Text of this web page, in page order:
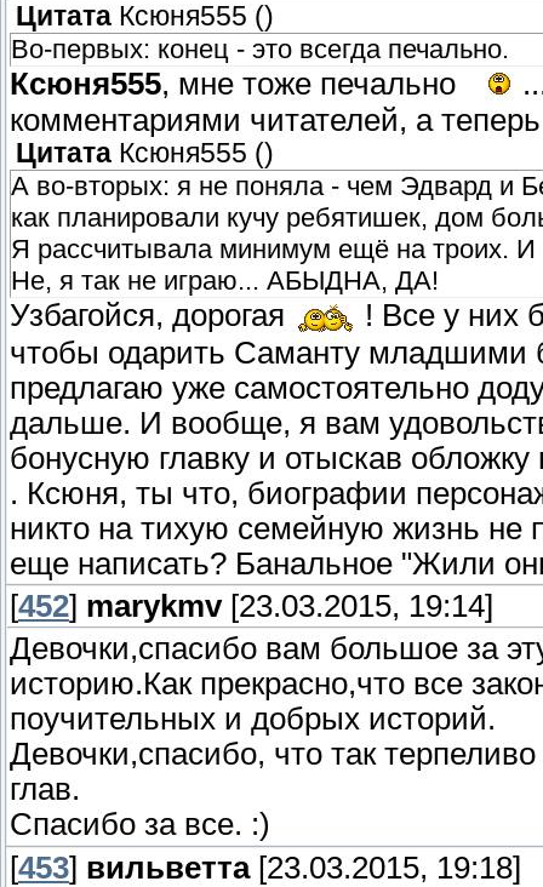
Цитата Ксюня555 ()
Во-первых: конец - это всегда печально.
Ксюня555, мне тоже печально
комментариями читателей, а
Цитата Ксюня555 ()
А во-вторых: я не поняла - чем Эдвард и
как планировали кучу ребятишек, дом
Я рассчитывала минимум ещё на троих. И
Не, я так не играю... АБЫДНА, ДА!
Узбагойся, дорогая
! Все у них
чтобы одарить Саманту младшими
предлагаю уже самостоятельно
дальше. И вообще, я вам
бонусную главку и отыскав
. Ксюня, ты что, биографии
никто на тихую семейную жизнь не
еще написать? Банальное "Жили
[452] marykmv[23.03.2015, 19:14]
Девочки,спасибо вам большое за
историю.Как прекрасно,что все
поучительных и добрых историй.
Девочки,спасибо, что так
глав.
Спасибо за все. :)
[453] вильветта[23.03.2015, 19:18]